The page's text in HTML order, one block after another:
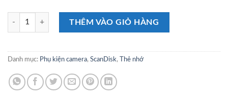
Thẻ nhớ MicroSDXC SanDisk Ultra 256GB số lượng
THÊM VÀO GIỎ HÀNG
Danh mục: Phụ kiện camera, ScanDisk, Thẻ nhớ